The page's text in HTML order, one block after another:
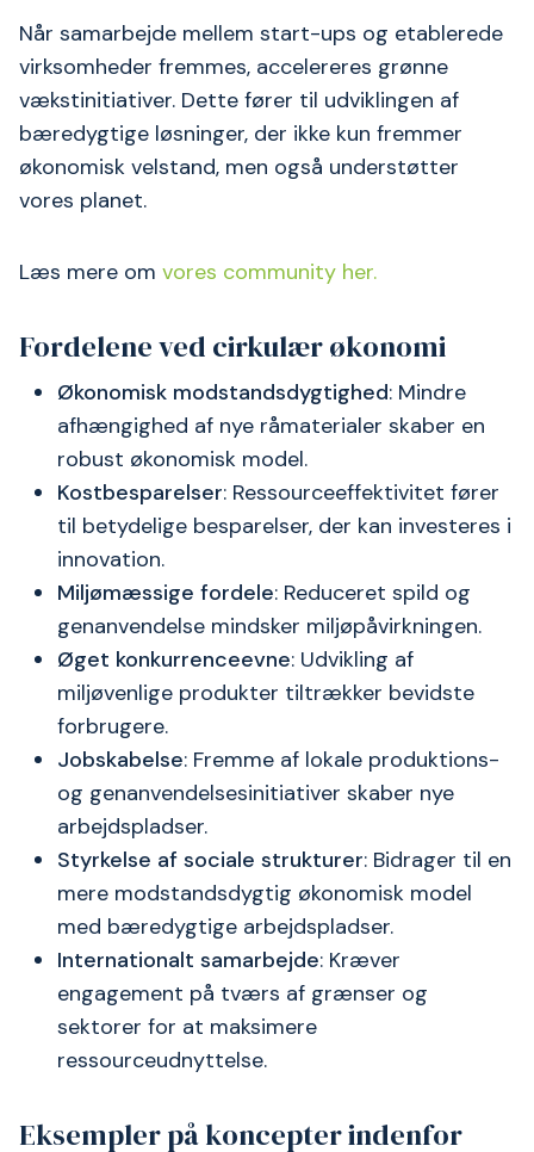
Når samarbejde mellem start-ups og etablerede
virksomheder fremmes, accelereres grønne
vækstinitiativer. Dette fører til udviklingen af
bæredygtige løsninger, der ikke kun fremmer
økonomisk velstand, men også understøtter
vores planet.
Læs mere om vores community her.
Fordelene ved cirkulær økonomi
Økonomisk modstandsdygtighed: Mindre
afhængighed af nye råmaterialer skaber en
robust økonomisk model.
Kostbesparelser: Ressourceeffektivitet fører
til betydelige besparelser, der kan investeres i
innovation.
Miljømæssige fordele: Reduceret spild og
genanvendelse mindsker miljøpåvirkningen.
Øget konkurrenceevne: Udvikling af
miljøvenlige produkter tiltrækker bevidste
forbrugere.
Jobskabelse: Fremme af lokale produktions-
og genanvendelsesinitiativer skaber nye
arbejdspladser.
Styrkelse af sociale strukturer: Bidrager til en
mere modstandsdygtig økonomisk model
med bæredygtige arbejdspladser.
Internationalt samarbejde: Kræver
engagement på tværs af grænser og
sektorer for at maksimere
ressourceudnyttelse.
Eksempler på koncepter indenfor